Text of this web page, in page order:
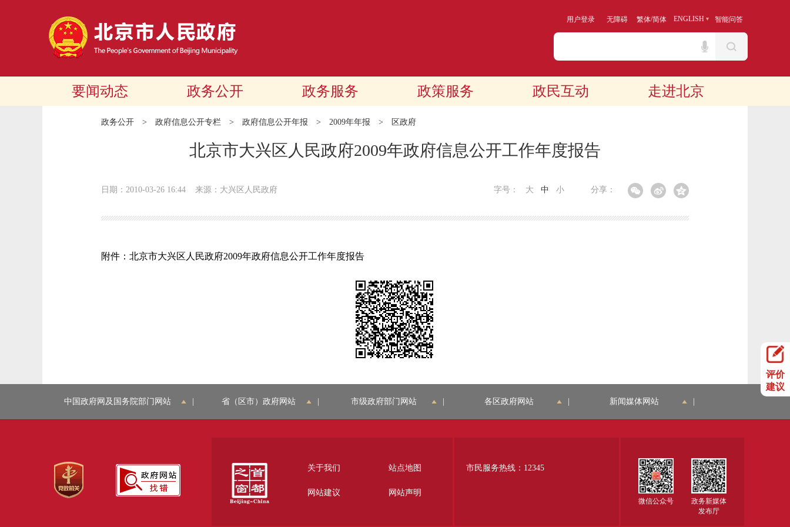
用户登录 无障碍 繁体/简体 ENGLISH 智能问答
要闻动态 政务公开 政务服务 政策服务 政民互动 走进北京
政务公开 > 政府信息公开专栏 > 政府信息公开年报 > 2009年年报 > 区政府
北京市大兴区人民政府2009年政府信息公开工作年度报告
日期：2010-03-26 16:44 来源：大兴区人民政府 分享：
字号： 大 中 小
附件：北京市大兴区人民政府2009年政府信息公开工作年度报告
评价
建议
中国政府网及国务院部门网站 省（区市）政府网站 市级政府部门网站 各区政府网站 新闻媒体网站
关于我们 站点地图
网站建议 网站声明
市民服务热线：12345
微信公众号
政务新媒体
发布厅